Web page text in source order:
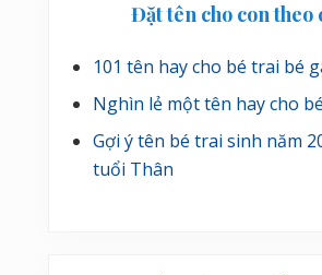
Đặt tên cho con theo
101 tên hay cho bé trai bé
Nghìn lẻ một tên hay cho
Gợi ý tên bé trai sinh năm
tuổi Thân